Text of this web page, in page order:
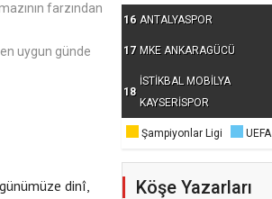
farzından
uygun günde
dinî,
16 ANTALYASPOR
17 MKE ANKARAGÜCÜ
18
İSTİKBAL MOBİLYA
KAYSERİSPOR
Şampiyonlar Ligi UEFA
Köşe Yazarları